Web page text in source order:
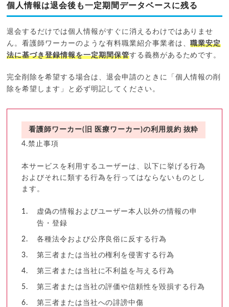
個人情報は退会後も一定期間データベースに残る
退会するだけでは個人情報がすぐに消えるわけではありませ
ん。看護師ワーカーのような有料職業紹介事業者は、職業安定
法に基づき登録情報を一定期間保管する義務があるためです。
完全削除を希望する場合は、退会申請のときに「個人情報の削
除を希望します」と必ず明記してください。
看護師ワーカー(旧 医療ワーカー)の利用規約 抜粋
4.禁止事項
本サービスを利用するユーザーは、以下に挙げる行為
およびそれに類する行為を行ってはならないものとし
ます。
虚偽の情報およびユーザー本人以外の情報の申
告・登録
各種法令および公序良俗に反する行為
第三者または当社の権利を侵害する行為
第三者または当社に不利益を与える行為
第三者または当社の評価や信頼性を毀損する行為
第三者または当社への誹謗中傷